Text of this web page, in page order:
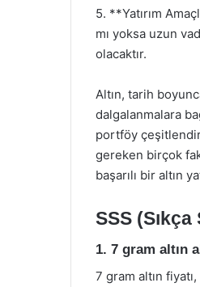
5. **Yatırım
mı yoksa uzun
olacaktır.
Altın, tarih
dalgalanmalara
portföy
gereken birçok
başarılı bir altın
SSS
1. 7 gram altın
7 gram altın